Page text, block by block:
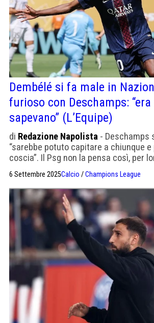
Dembélé si fa male in
furioso con Deschamps:
sapevano” (L’Equipe)
di Redazione Napolista - Deschamps
“sarebbe potuto capitare a chiunque
coscia”. Il Psg non la pensa così, per
6 Settembre 2025Calcio /Champions League